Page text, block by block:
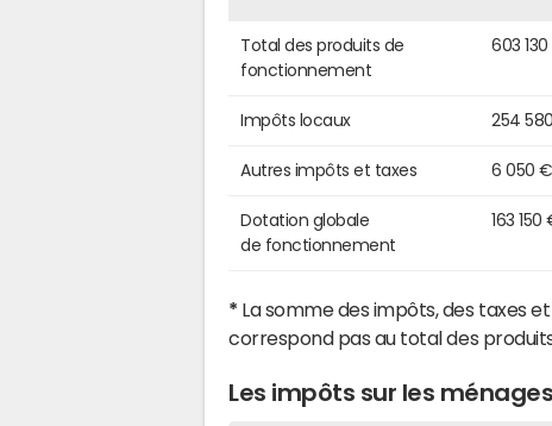
Total des produits de
fonctionnement
603
Impôts locaux 254
Autres impôts et taxes 6 050 €
Dotation globale
de fonctionnement
163 150
* La somme des impôts, des taxes
correspond pas au total des
Les impôts sur les